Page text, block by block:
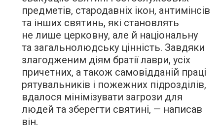
предметів, стародавніх ікон, антимінсів
та інших святинь, які становлять
не лише церковну, але й національну
та загальнолюдську цінність. Завдяки
злагодженим діям братії лаври, усіх
причетних, а також самовідданій праці
рятувальників і пожежних підрозділів,
вдалося мінімізувати загрози для
людей та зберегти святині, — написав
він.